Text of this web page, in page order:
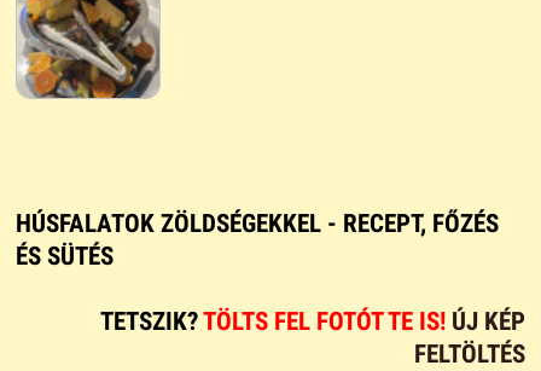
HÚSFALATOK ZÖLDSÉGEKKEL - RECEPT, FŐZÉS
ÉS SÜTÉS
TETSZIK?TÖLTS FEL FOTÓT TE IS! ÚJ KÉP
FELTÖLTÉS